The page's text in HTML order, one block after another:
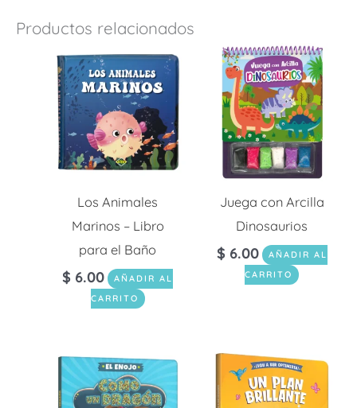
Productos relacionados
Los Animales
Marinos – Libro
para el Baño
$ 6.00
AÑADIR AL
CARRITO
Juega con Arcilla
Dinosaurios
$ 6.00
AÑADIR AL
CARRITO